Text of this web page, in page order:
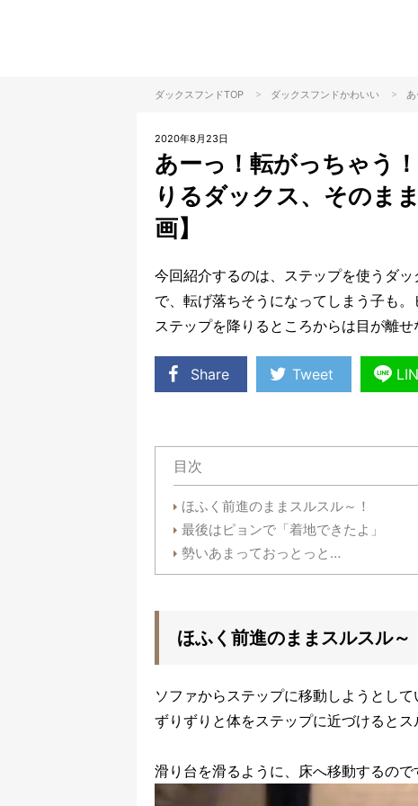
ダックスフンドTOP > ダックスフンドかわいい > あ
2020年8月23日
あーっ！転がっちゃう
りるダックス、そのま
画】
今回紹介するのは、ステップを使うダ
で、転げ落ちそうになってしまう子も
ステップを降りるところからは目が離せ
Share Tweet
目次
ほふく前進のままスルスル～！
最後はピョンで「着地できたよ」
勢いあまっておっとっと…
ほふく前進のままスルスル～
ソファからステップに移動しようとし
ずりずりと体をステップに近づけるとス
滑り台を滑るように、床へ移動するので